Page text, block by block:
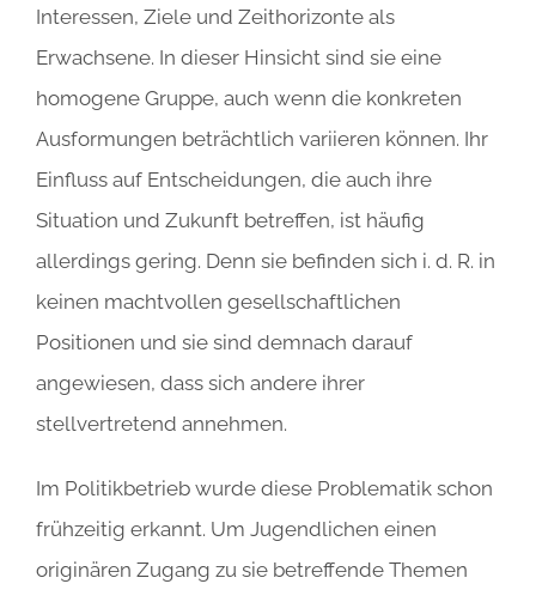
Interessen, Ziele und Zeithorizonte als
Erwachsene. In dieser Hinsicht sind sie eine
homogene Gruppe, auch wenn die konkreten
Ausformungen beträchtlich variieren können. Ihr
Einfluss auf Entscheidungen, die auch ihre
Situation und Zukunft betreffen, ist häufig
allerdings gering. Denn sie befinden sich i. d. R. in
keinen machtvollen gesellschaftlichen
Positionen und sie sind demnach darauf
angewiesen, dass sich andere ihrer
stellvertretend annehmen.
Im Politikbetrieb wurde diese Problematik schon
frühzeitig erkannt. Um Jugendlichen einen
originären Zugang zu sie betreffende Themen